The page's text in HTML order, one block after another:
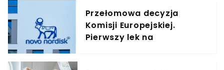
Przełomowa decyzja
Komisji Europejskiej.
Pierwszy lek na